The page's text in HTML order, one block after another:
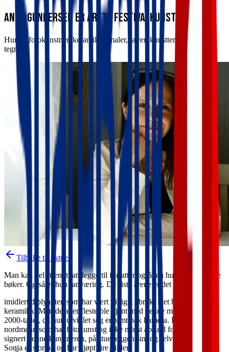
Anne Gundersen er årets Festivalkunstner!
Hun er fotokunstner, keramiker, maler, lærer, kunstterapeut og
tegner.
Tilbake til aktuelt
Man kan vel strengt tatt legge til forfatter også, da hun har gitt ut tre
bøker. Og så er hun ranværing. De siste årene er det
imidlertid blyanten som har vært flittigst i bruk. Det begynte med
keramikk. Men de aller fleste ble kjent med henne mot slutten av
2000-tallet, da hun utviklet seg enormt bak kamera. Det er ikke få
nordmenn som har fotokunst og ikke minst absurd fotografikk
signert denne kunstneren, på stueveggen sin, og selv Dronning
Sonja er storfan og har kjøpt fire bilder.